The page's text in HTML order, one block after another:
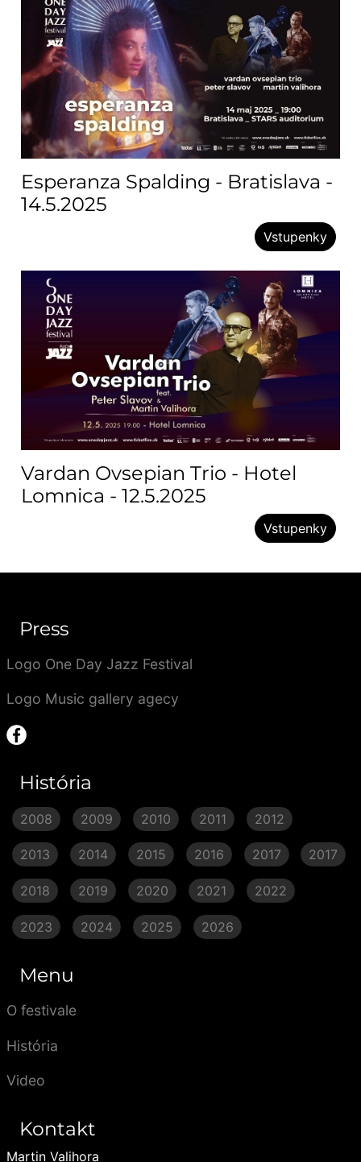
Esperanza Spalding - Bratislava -
14.5.2025
Vstupenky
Vardan Ovsepian Trio - Hotel
Lomnica - 12.5.2025
Vstupenky
Press
Logo One Day Jazz Festival
Logo Music gallery agecy
História
2008 2009 2010 2011 2012
2013 2014 2015 2016 2017 2017
2018 2019 2020 2021 2022
2023 2024 2025 2026
Menu
O festivale
História
Video
Kontakt
Martin Valihora